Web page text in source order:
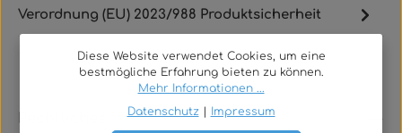
Verordnung (EU) 2023/988 Produktsicherheit
Diese Website verwendet Cookies, um eine
bestmögliche Erfahrung bieten zu können.
Mehr Informationen ...
Datenschutz
Impressum